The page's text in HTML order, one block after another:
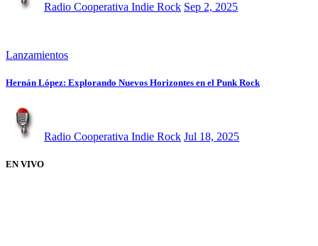
Radio Cooperativa Indie Rock Sep 2, 2025
Lanzamientos
Hernán López: Explorando Nuevos Horizontes en el Punk Rock
Radio Cooperativa Indie Rock Jul 18, 2025
EN VIVO